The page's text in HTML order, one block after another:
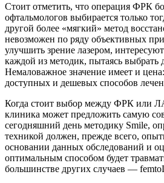
Стоит отметить, что операция ФРК
офтальмологов выбирается только
другой более «мягкий» метод
невозможен по ряду объективных
улучшить зрение лазером,
каждой из методик, пытаясь выбрать
Немаловажное значение имеет и
доступных и дешевых способов
Когда стоит выбор между ФРК или
клиника может предложить самую
сегодняшний день методику Smile,
техникой должен, прежде всего,
основании данных обследований и
оптимальным способом будет
большинстве других случаев —